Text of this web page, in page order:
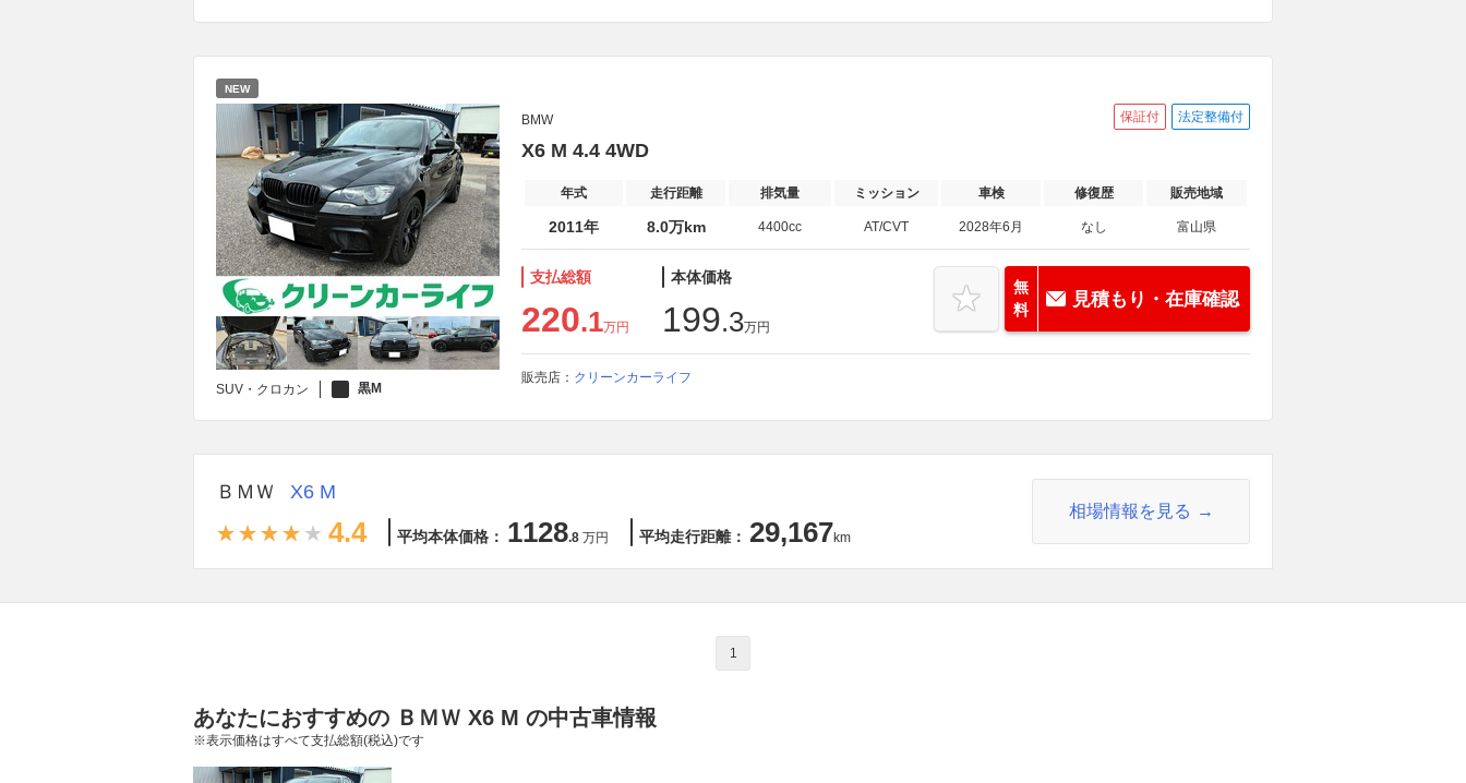
NEW
SUV・クロカン 黒M
BMW 保証付 法定整備付
X6 M 4.4 4WD
年式 走行距離 排気量 ミッション 車検 修復歴 販売地域
2011年 8.0万km 4400cc AT/CVT 2028年6月 なし 富山県
支払総額
220.1万円
本体価格
199.3万円
無
料
見積もり・在庫確認
販売店： クリーンカーライフ
ＢＭＷ X6 M
4.4 平均本体価格： 1128.8 万円 平均走行距離： 29,167km
相場情報を見る
1
あなたにおすすめの ＢＭＷ X6 M の中古車情報
※表示価格はすべて支払総額(税込)です